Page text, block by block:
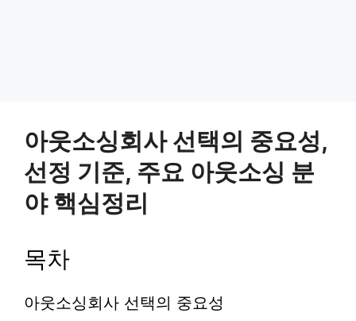
아웃소싱회사 선택의 중요성,
선정 기준, 주요 아웃소싱 분
야 핵심정리
목차
아웃소싱회사 선택의 중요성